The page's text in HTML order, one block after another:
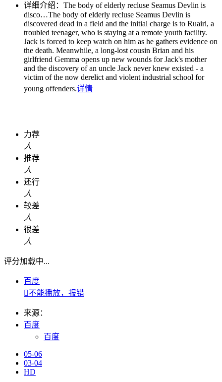
详细介绍： The body of elderly recluse Seamus Devlin is
disco…The body of elderly recluse Seamus Devlin is
discovered dead in a field and the initial charge is to Ruairi, a
troubled teenager, who is staying at a remote youth facility.
Jack is forced to keep watch on him as he gathers evidence on
the death. Meanwhile, a long-lost cousin Brian and his
girlfriend Gemma opens up new wounds for Jack's mother
and the discovery of an uncle Jack never knew existed - a
victim of the now derelict and violent industrial school for
young offenders.详情
力荐
人
推荐
人
还行
人
较差
人
很差
人
评分加载中...
百度
不能播放，报错
来源：
百度
百度
05-06
03-04
HD